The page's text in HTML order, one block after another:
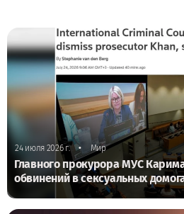
24 июля 2026 г. • Мир
Главного прокурора МУС
обвинений в сексуальных